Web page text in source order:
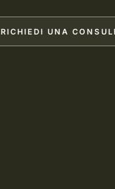
RICHIEDI UNA